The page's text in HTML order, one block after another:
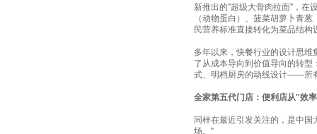
新推出的"超级大骨肉拉面"，在
（动物蛋白）、菠菜胡萝卜青
民营养标准直接转化为菜品结构
多年以来，快餐行业的设计思
了从成本导向到价值导向的转
式、明档厨房的动线设计——所
全家第五代门店：便利店从"效
同样在最近引发关注的，是中
场。"